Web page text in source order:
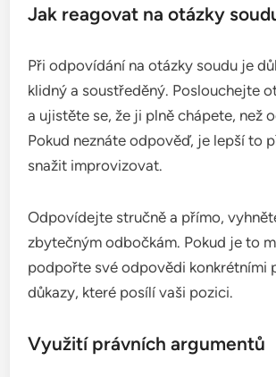
Jak reagovat na otázky
Při odpovídání na otázky soudu je
klidný a soustředěný. Poslouchejte
a ujistěte se, že ji plně chápete, než
Pokud neznáte odpověď, je lepší to
snažit improvizovat.
Odpovídejte stručně a přímo,
zbytečným odbočkám. Pokud je to
podpořte své odpovědi konkrétními
důkazy, které posílí vaši pozici.
Využití právních argumentů